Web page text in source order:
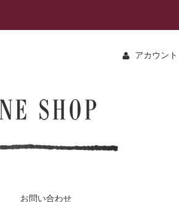
アカウント
お問い合わせ